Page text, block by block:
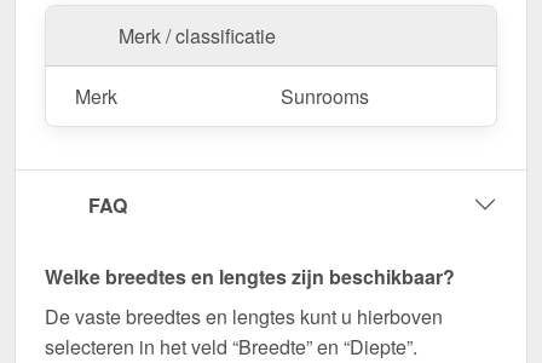
Merk / classificatie
Merk Sunrooms
FAQ
Welke breedtes en lengtes zijn beschikbaar?
De vaste breedtes en lengtes kunt u hierboven
selecteren in het veld “Breedte” en “Diepte”.